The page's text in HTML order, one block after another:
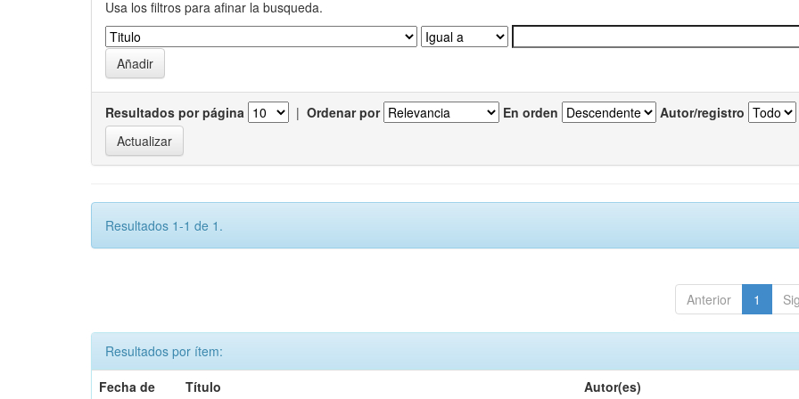
Usa los filtros para afinar la busqueda.
Resultados por página | Ordenar por En orden Autor/registro
Resultados 1-1 de 1.
Anterior 1
Resultados por ítem:
Fecha de
Título Autor(es)